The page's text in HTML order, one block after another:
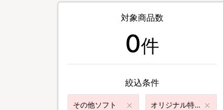
対象商品数
0件
絞込条件
その他ソフト オリジナル特典付き